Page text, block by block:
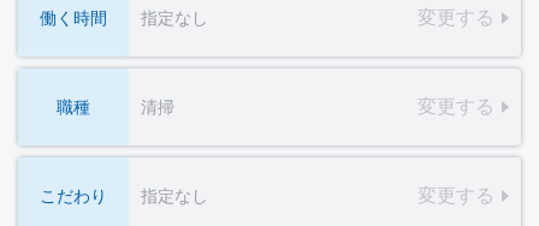
働く時間 指定なし 変更する
職種 清掃 変更する
こだわり 指定なし 変更する